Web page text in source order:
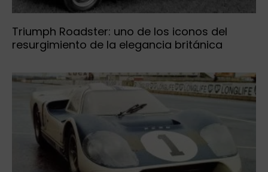
Triumph Roadster: uno de los iconos del
resurgimiento de la elegancia británica